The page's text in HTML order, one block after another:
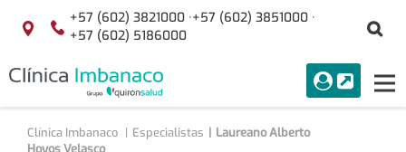
Saltar al contenido
Localización
+57 (602) 3821000 ·+57 (602) 3851000 ·
+57 (602) 5186000
menuAcceso
Buscar
Clínica Imbanaco Especialistas
Laureano Alberto